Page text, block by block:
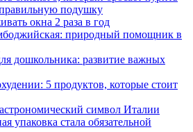
подушку
окна 2 раза в год
природный помощник в
дошкольника: развитие важных
5 продуктов, которые стоит
символ Италии
упаковка стала обязательной